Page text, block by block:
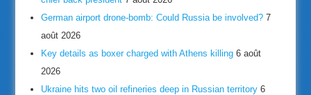
German airport drone-bomb: Could Russia be involved? 7
août 2026
Key details as boxer charged with Athens killing 6 août
2026
Ukraine hits two oil refineries deep in Russian territory 6